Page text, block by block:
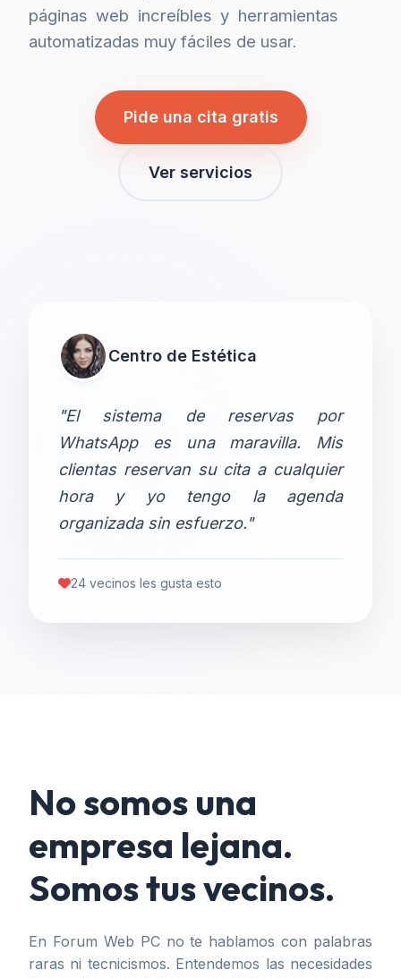
páginas web increíbles y herramientas
automatizadas muy fáciles de usar.
Pide una cita gratis
Ver servicios
Centro de Estética
"El sistema de reservas por
WhatsApp es una maravilla. Mis
clientas reservan su cita a cualquier
hora y yo tengo la agenda
organizada sin esfuerzo."
24 vecinos les gusta esto
No somos una
empresa lejana.
Somos tus vecinos.
En Forum Web PC no te hablamos con palabras
raras ni tecnicismos. Entendemos las necesidades